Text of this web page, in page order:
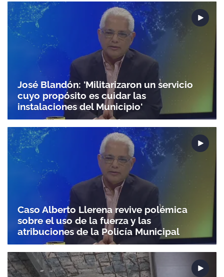
José Blandón: 'Militarizaron un servicio
cuyo propósito es cuidar las
instalaciones del Municipio'
Caso Alberto Llerena revive polémica
sobre el uso de la fuerza y las
atribuciones de la Policía Municipal